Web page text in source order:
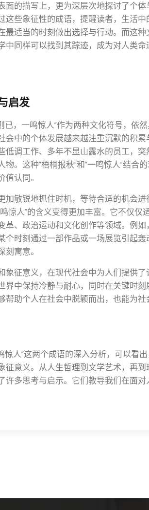
面的描写上，更为深层次地探讨了个体
这些象征性的成语，提醒读者，生活中
最适当的时刻做出选择与行动。而这种
中同样可以找到其踪迹，成为对人类命
启发
已，一鸣惊人”作为两种文化符号，依
会中的个体发展越来越注重沉默的积累
低调工作、多年不显山露水的员工，突
。这种“梧桐报秋”和“一鸣惊人”结合
认同。
加敏锐地抓住时机，等待合适的机会进
惊人”的含义变得更加丰富。它不仅仅
革、政治运动和文化创作等领域。例如
个时刻通过一部作品或一场展览引起轰
寓意。
象征意义，在现代社会中为人们提供了
界中保持冷静与耐心，同时在关键时刻
帮助个人在社会中脱颖而出，也能为社
惊人”这两个成语的深入分析，可以看
征意义。从人生哲理到文学艺术，再到
许多思考与启示。它们教导我们在面对